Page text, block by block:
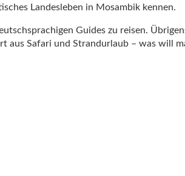
Landesleben in Mosambik kennen.
Guides zu reisen.
aus Safari und Strandurlaub – was will